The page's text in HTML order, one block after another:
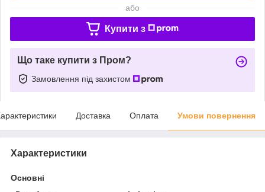
або
Купити з
Що таке купити з Пром?
Замовлення під захистом
Доставка Оплата Умови повернення
Характеристики
Основні